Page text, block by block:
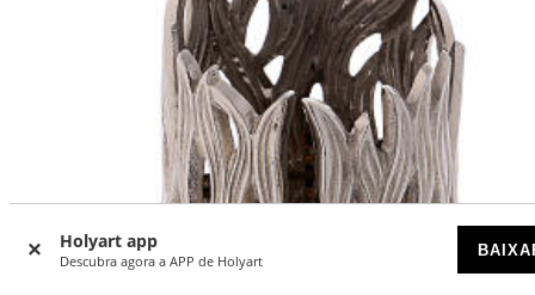
Holyart app
Descubra agora a APP de Holyart